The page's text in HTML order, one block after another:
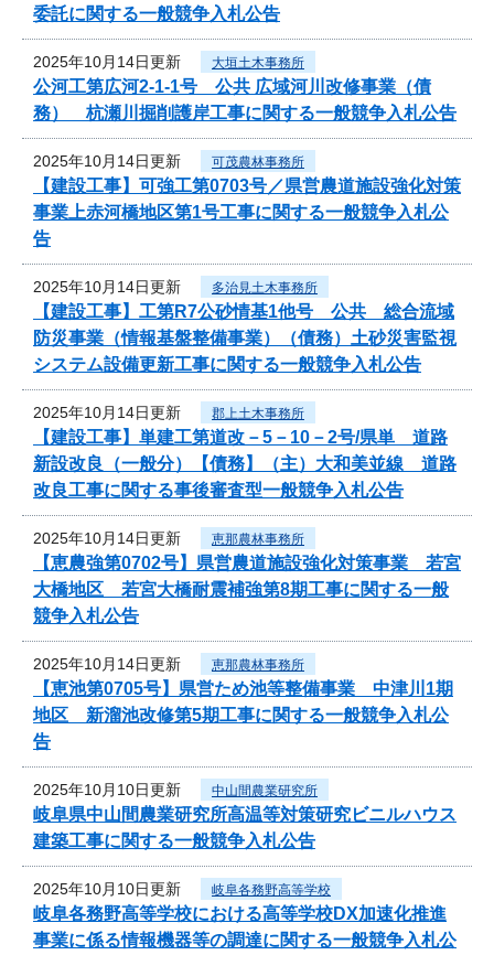
委託に関する一般競争入札公告
2025年10月14日更新 大垣土木事務所
公河工第広河2-1-1号 公共 広域河川改修事業（債
務） 杭瀬川掘削護岸工事に関する一般競争入札公告
2025年10月14日更新 可茂農林事務所
【建設工事】可強工第0703号／県営農道施設強化対策
事業上赤河橋地区第1号工事に関する一般競争入札公
告
2025年10月14日更新 多治見土木事務所
【建設工事】工第R7公砂情基1他号 公共 総合流域
防災事業（情報基盤整備事業）（債務）土砂災害監視
システム設備更新工事に関する一般競争入札公告
2025年10月14日更新 郡上土木事務所
【建設工事】単建工第道改－5－10－2号/県単 道路
新設改良（一般分）【債務】（主）大和美並線 道路
改良工事に関する事後審査型一般競争入札公告
2025年10月14日更新 恵那農林事務所
【恵農強第0702号】県営農道施設強化対策事業 若宮
大橋地区 若宮大橋耐震補強第8期工事に関する一般
競争入札公告
2025年10月14日更新 恵那農林事務所
【恵池第0705号】県営ため池等整備事業 中津川1期
地区 新溜池改修第5期工事に関する一般競争入札公
告
2025年10月10日更新 中山間農業研究所
岐阜県中山間農業研究所高温等対策研究ビニルハウス
建築工事に関する一般競争入札公告
2025年10月10日更新 岐阜各務野高等学校
岐阜各務野高等学校における高等学校DX加速化推進
事業に係る情報機器等の調達に関する一般競争入札公